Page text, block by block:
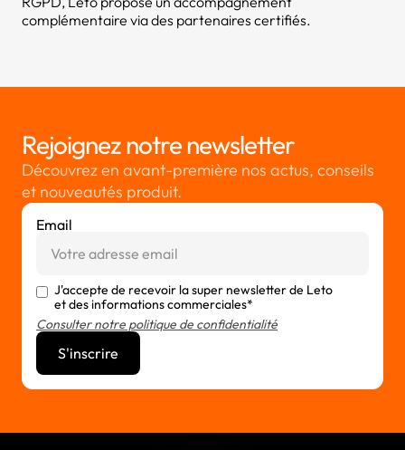
complémentaire via des partenaires certifiés.
Rejoignez notre newsletter
Découvrez en avant-première nos actus, conseils
et nouveautés produit.
Email
J'accepte de recevoir la super newsletter de Leto
et des informations commerciales*
Consulter notre politique de confidentialité